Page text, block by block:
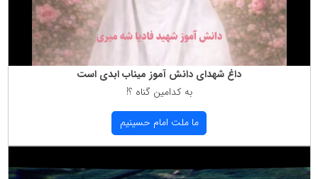
داغ شهدای دانش آموز میناب ابدی است
به كدامین گناه ؟!
ما ملت امام حسینیم